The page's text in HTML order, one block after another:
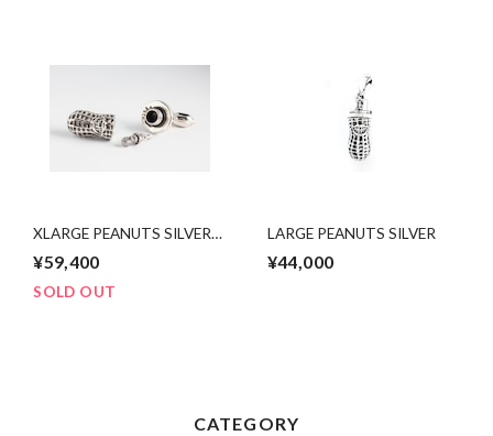
XLARGE PEANUTS SILVER
open type
¥59,400
SOLD OUT
LARGE PEANUTS SILVER
¥44,000
CATEGORY